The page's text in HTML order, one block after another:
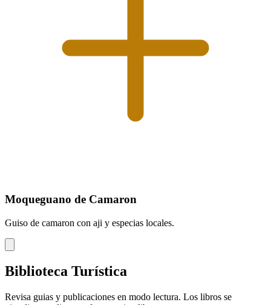
Moqueguano de Camaron
Guiso de camaron con aji y especias locales.
Biblioteca Turística
Revisa guias y publicaciones en modo lectura. Los libros se